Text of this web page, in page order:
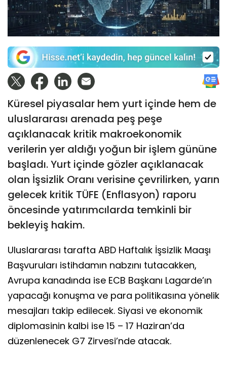
Küresel piyasalar hem yurt içinde hem de
uluslararası arenada peş peşe
açıklanacak kritik makroekonomik
verilerin yer aldığı yoğun bir işlem gününe
başladı. Yurt içinde gözler açıklanacak
olan İşsizlik Oranı verisine çevrilirken, yarın
gelecek kritik TÜFE (Enflasyon) raporu
öncesinde yatırımcılarda temkinli bir
bekleyiş hakim.
Uluslararası tarafta ABD Haftalık İşsizlik Maaşı
Başvuruları istihdamın nabzını tutacakken,
Avrupa kanadında ise ECB Başkanı Lagarde’ın
yapacağı konuşma ve para politikasına yönelik
mesajları takip edilecek. Siyasi ve ekonomik
diplomasinin kalbi ise 15 – 17 Haziran’da
düzenlenecek G7 Zirvesi’nde atacak.